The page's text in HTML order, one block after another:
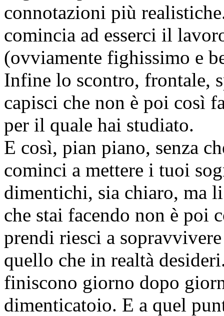
connotazioni più
comincia ad esserci il
(ovviamente fighissimo e
Infine lo scontro, frontale,
capisci che non è poi così
per il quale hai studiato.
E così, pian piano, senza
cominci a mettere i tuoi
dimentichi, sia chiaro, ma
che stai facendo non è poi
prendi riesci a
quello che in realtà
finiscono giorno dopo
dimenticatoio. E a quel